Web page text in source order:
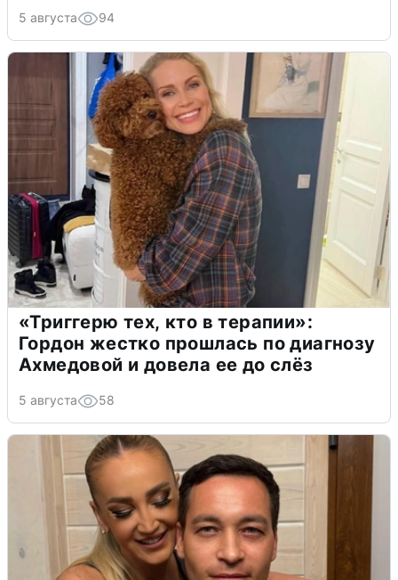
5 августа 94
«Триггерю тех, кто в терапии»:
Гордон жестко прошлась по диагнозу
Ахмедовой и довела ее до слёз
5 августа 58